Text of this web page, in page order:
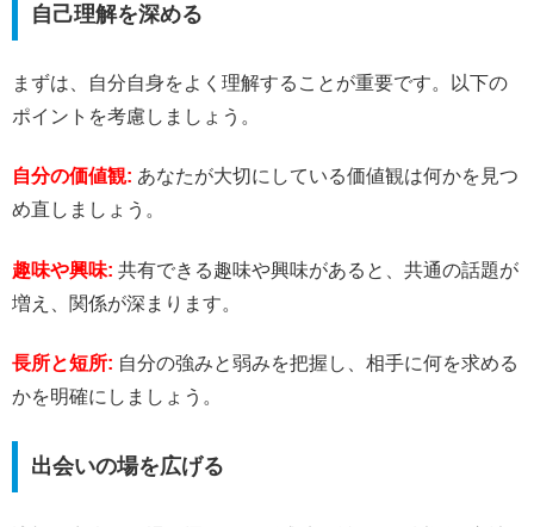
自己理解を深める
まずは、自分自身をよく理解することが重要です。以下の
ポイントを考慮しましょう。
自分の価値観: あなたが大切にしている価値観は何かを見つ
め直しましょう。
趣味や興味: 共有できる趣味や興味があると、共通の話題が
増え、関係が深まります。
長所と短所: 自分の強みと弱みを把握し、相手に何を求める
かを明確にしましょう。
出会いの場を広げる